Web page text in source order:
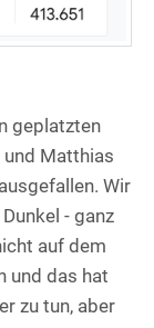
geplatzten
und Matthias
Wir
- ganz
auf dem
und das hat
zu tun, aber